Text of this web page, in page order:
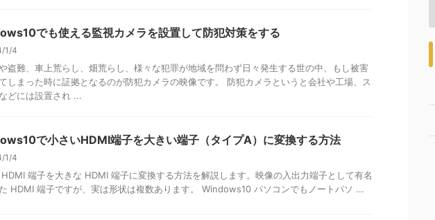
でも使える監視カメラを設置して防犯対策をする
1/4
盗難、車上荒らし、畑荒らし、様々な犯罪が地域を問わず日々発生する世の中、もし被害
しまった時に証拠となるのが防犯カメラの映像です。 防犯カメラというと会社や工場、ス
どには設置され ...
で小さいHDMI端子を大きい端子（タイプA）に変換する方法
1/4
端子を大きな HDMI 端子に変換する方法を解説します。映像の入出力端子として有名
HDMI 端子ですが、実は形状は複数あります。 Windows10 パソコンでもノートパソ ...